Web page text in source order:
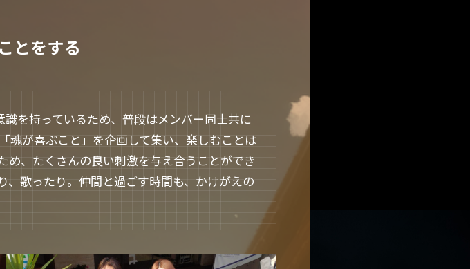
とをする
を持っているため、普段はメンバー同士共に
魂が喜ぶこと」を企画して集い、楽しむことは
、たくさんの良い刺激を与え合うことができ
歌ったり。仲間と過ごす時間も、かけがえの